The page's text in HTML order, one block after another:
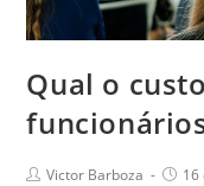
Qual o
Victor Barboza 16